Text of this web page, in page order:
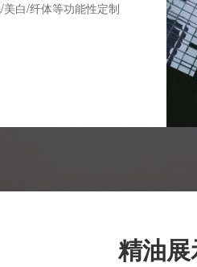
白/纤体等功能性定制
精油